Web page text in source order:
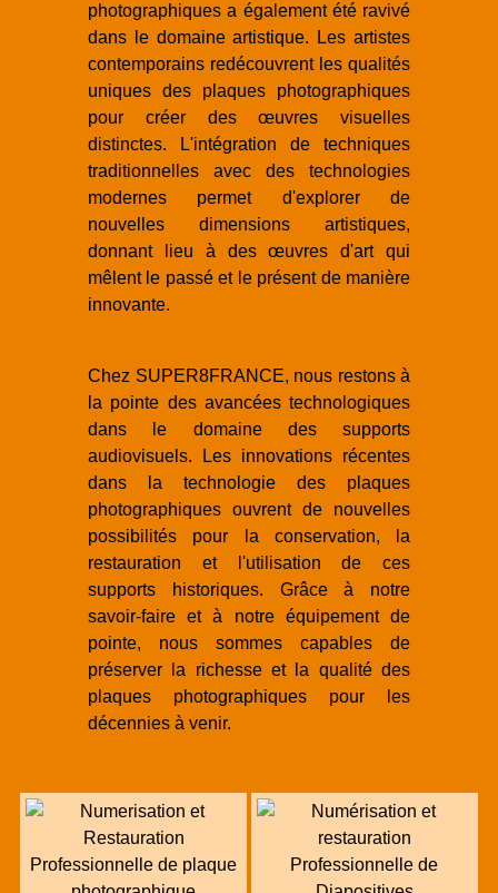
photographiques a également été ravivé
dans le domaine artistique. Les artistes
contemporains redécouvrent les qualités
uniques des plaques photographiques
pour créer des œuvres visuelles
distinctes. L'intégration de techniques
traditionnelles avec des technologies
modernes permet d'explorer de
nouvelles dimensions artistiques,
donnant lieu à des œuvres d'art qui
mêlent le passé et le présent de manière
innovante.
Chez SUPER8FRANCE, nous restons à
la pointe des avancées technologiques
dans le domaine des supports
audiovisuels. Les innovations récentes
dans la technologie des plaques
photographiques ouvrent de nouvelles
possibilités pour la conservation, la
restauration et l'utilisation de ces
supports historiques. Grâce à notre
savoir-faire et à notre équipement de
pointe, nous sommes capables de
préserver la richesse et la qualité des
plaques photographiques pour les
décennies à venir.